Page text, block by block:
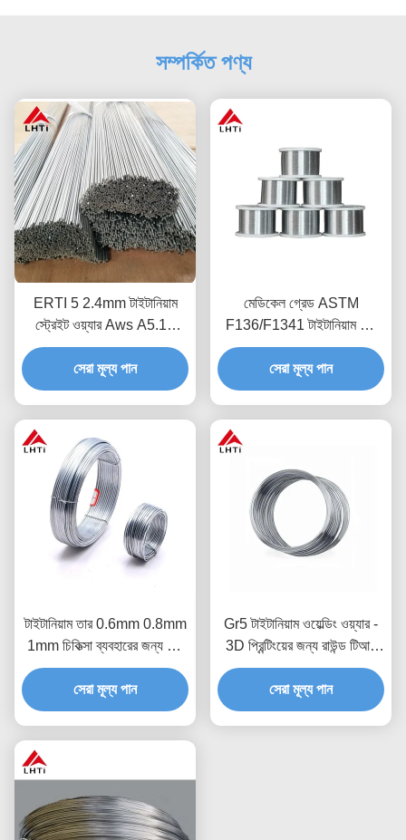
সম্পর্কিত পণ্য
ERTI 5 2.4mm টাইটানিয়াম
স্ট্রেইট ওয়্যার Aws A5.16
টাইটানিয়াম ওয়েল্ডিং ওয়্যার
সেরা মূল্য পান
মেডিকেল গ্রেড ASTM
F136/F1341 টাইটানিয়াম তার
Ti-6Al-4V ক্ষয়রোধী ওয়েল্ডিং তার
সেরা মূল্য পান
টাইটানিয়াম তার 0.6mm 0.8mm
1mm চিকিত্সা ব্যবহারের জন্য খাঁটি
টাইটানিয়াম তার
সেরা মূল্য পান
Gr5 টাইটানিয়াম ওয়েল্ডিং ওয়্যার -
3D প্রিন্টিংয়ের জন্য রাউন্ড টিআই
অ্যালয়
সেরা মূল্য পান